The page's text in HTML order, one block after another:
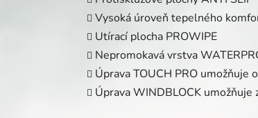
Vysoká úroveň tepelného
Utírací plocha PROWIPE
Nepromokavá vrstva
Úprava TOUCH PRO umožňuje
Úprava WINDBLOCK